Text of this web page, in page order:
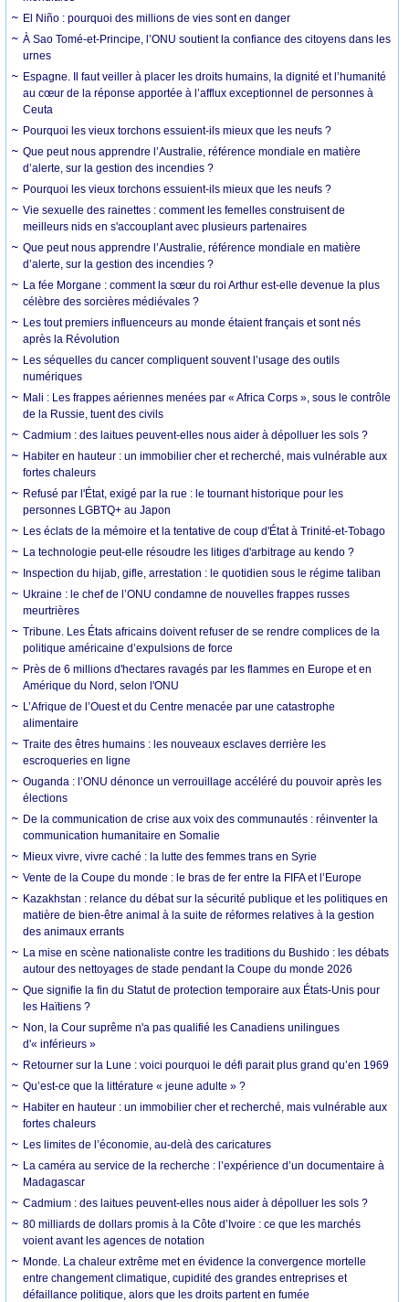
El Niño : pourquoi des millions de vies sont en danger
À Sao Tomé-et-Principe, l’ONU soutient la confiance des citoyens dans les
urnes
Espagne. Il faut veiller à placer les droits humains, la dignité et l’humanité
au cœur de la réponse apportée à l’afflux exceptionnel de personnes à
Ceuta
Pourquoi les vieux torchons essuient-ils mieux que les neufs ?
Que peut nous apprendre l’Australie, référence mondiale en matière
d’alerte, sur la gestion des incendies ?
Pourquoi les vieux torchons essuient-ils mieux que les neufs ?
Vie sexuelle des rainettes : comment les femelles construisent de
meilleurs nids en s'accouplant avec plusieurs partenaires
Que peut nous apprendre l’Australie, référence mondiale en matière
d’alerte, sur la gestion des incendies ?
La fée Morgane : comment la sœur du roi Arthur est-elle devenue la plus
célèbre des sorcières médiévales ?
Les tout premiers influenceurs au monde étaient français et sont nés
après la Révolution
Les séquelles du cancer compliquent souvent l’usage des outils
numériques
Mali : Les frappes aériennes menées par « Africa Corps », sous le contrôle
de la Russie, tuent des civils
Cadmium : des laitues peuvent-elles nous aider à dépolluer les sols ?
Habiter en hauteur : un immobilier cher et recherché, mais vulnérable aux
fortes chaleurs
Refusé par l'État, exigé par la rue : le tournant historique pour les
personnes LGBTQ+ au Japon
Les éclats de la mémoire et la tentative de coup d'État à Trinité-et-Tobago
La technologie peut-elle résoudre les litiges d'arbitrage au kendo ?
Inspection du hijab, gifle, arrestation : le quotidien sous le régime taliban
Ukraine : le chef de l’ONU condamne de nouvelles frappes russes
meurtrières
Tribune. Les États africains doivent refuser de se rendre complices de la
politique américaine d’expulsions de force
Près de 6 millions d'hectares ravagés par les flammes en Europe et en
Amérique du Nord, selon l'ONU
L’Afrique de l’Ouest et du Centre menacée par une catastrophe
alimentaire
Traite des êtres humains : les nouveaux esclaves derrière les
escroqueries en ligne
Ouganda : l’ONU dénonce un verrouillage accéléré du pouvoir après les
élections
De la communication de crise aux voix des communautés : réinventer la
communication humanitaire en Somalie
Mieux vivre, vivre caché : la lutte des femmes trans en Syrie
Vente de la Coupe du monde : le bras de fer entre la FIFA et l’Europe
Kazakhstan : relance du débat sur la sécurité publique et les politiques en
matière de bien-être animal à la suite de réformes relatives à la gestion
des animaux errants
La mise en scène nationaliste contre les traditions du Bushido : les débats
autour des nettoyages de stade pendant la Coupe du monde 2026
Que signifie la fin du Statut de protection temporaire aux États-Unis pour
les Haïtiens ?
Non, la Cour suprême n'a pas qualifié les Canadiens unilingues
d'« inférieurs »
Retourner sur la Lune : voici pourquoi le défi parait plus grand qu’en 1969
Qu’est-ce que la littérature « jeune adulte » ?
Habiter en hauteur : un immobilier cher et recherché, mais vulnérable aux
fortes chaleurs
Les limites de l’économie, au-delà des caricatures
La caméra au service de la recherche : l’expérience d’un documentaire à
Madagascar
Cadmium : des laitues peuvent-elles nous aider à dépolluer les sols ?
80 milliards de dollars promis à la Côte d’Ivoire : ce que les marchés
voient avant les agences de notation
Monde. La chaleur extrême met en évidence la convergence mortelle
entre changement climatique, cupidité des grandes entreprises et
défaillance politique, alors que les droits partent en fumée